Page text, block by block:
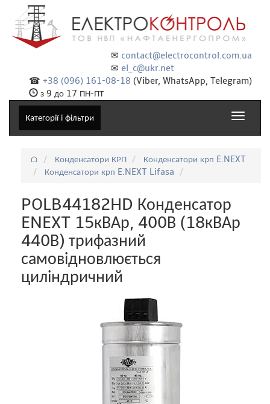
✉ contact@electrocontrol.com.ua
✉ el_c@ukr.net
☎ +38 (096) 161-08-18 (Viber, WhatsApp, Telegram)
з 9 до 17 ПН-ПТ
Категорії і фільтри
Toggle
⌂ Конденсатори КРП
Конденсатори крп E.NEXT
Конденсатори крп E.NEXT Lifasa
POLB44182HD Конденсатор
ENEXT 15кВАр, 400В (18кВАр
440В) трифазний
самовідновлюється
циліндричний